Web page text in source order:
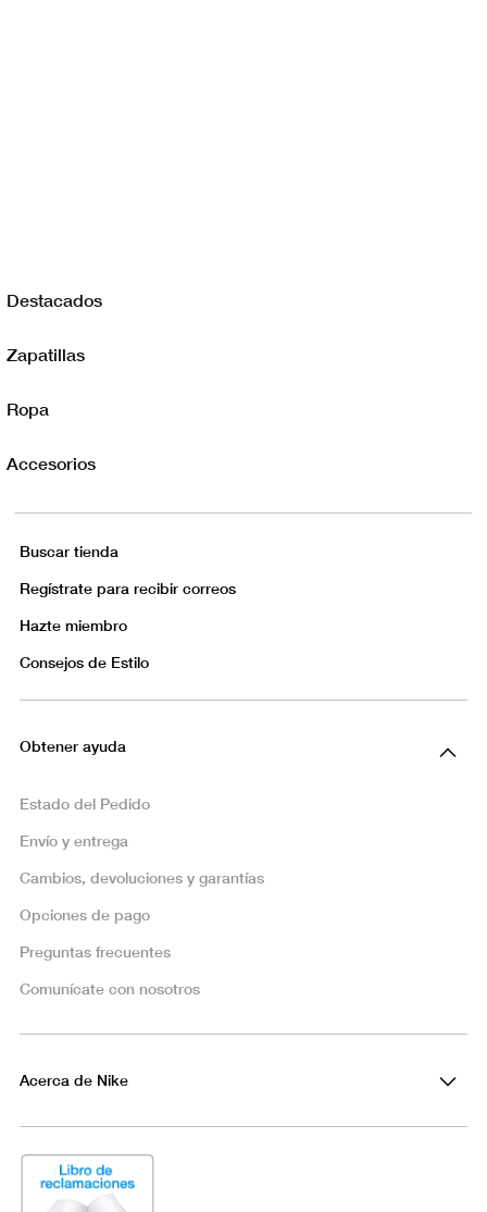
Destacados
Zapatillas
Ropa
Accesorios
Buscar tienda
Regístrate para recibir correos
Hazte miembro
Consejos de Estilo
Obtener ayuda
Estado del Pedido
Envío y entrega
Cambios, devoluciones y garantías
Opciones de pago
Preguntas frecuentes
Comunícate con nosotros
Acerca de Nike